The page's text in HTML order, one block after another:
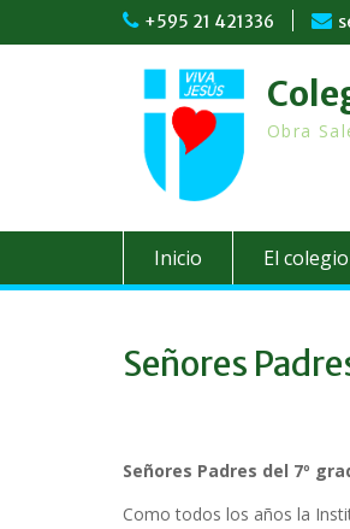
+595 21 421336
Obra
Inicio El colegio
Señores
Señores Padres del 7º
Como todos los años la